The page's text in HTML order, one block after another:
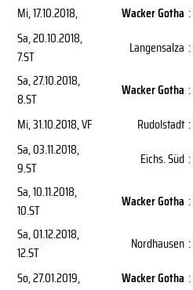
Mi, 17.10.2018, Wacker Gotha :
Sa, 20.10.2018,
7.ST
Langensalza :
Sa, 27.10.2018,
8.ST
Wacker Gotha :
Mi, 31.10.2018, VF Rudolstadt :
Sa, 03.11.2018,
9.ST
Eichs. Süd :
Sa, 10.11.2018,
10.ST
Wacker Gotha :
Sa, 01.12.2018,
12.ST
Nordhausen :
So, 27.01.2019, Wacker Gotha :